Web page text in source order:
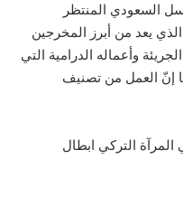
السعودي المنتظر
يعد من أبرز المخرجين
وأعماله الدرامية التي
إنّ العمل من تصنيف
التركي ابطال